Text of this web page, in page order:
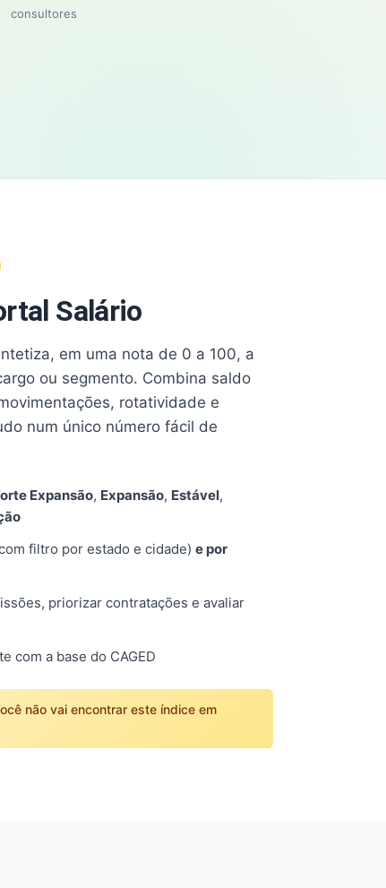
consultores
Salário
em uma nota de 0 a 100, a
ou segmento. Combina saldo
rotatividade e
num único número fácil de
Expansão, Expansão, Estável,
filtro por estado e cidade) e por
priorizar contratações e avaliar
com a base do CAGED
não vai encontrar este índice em